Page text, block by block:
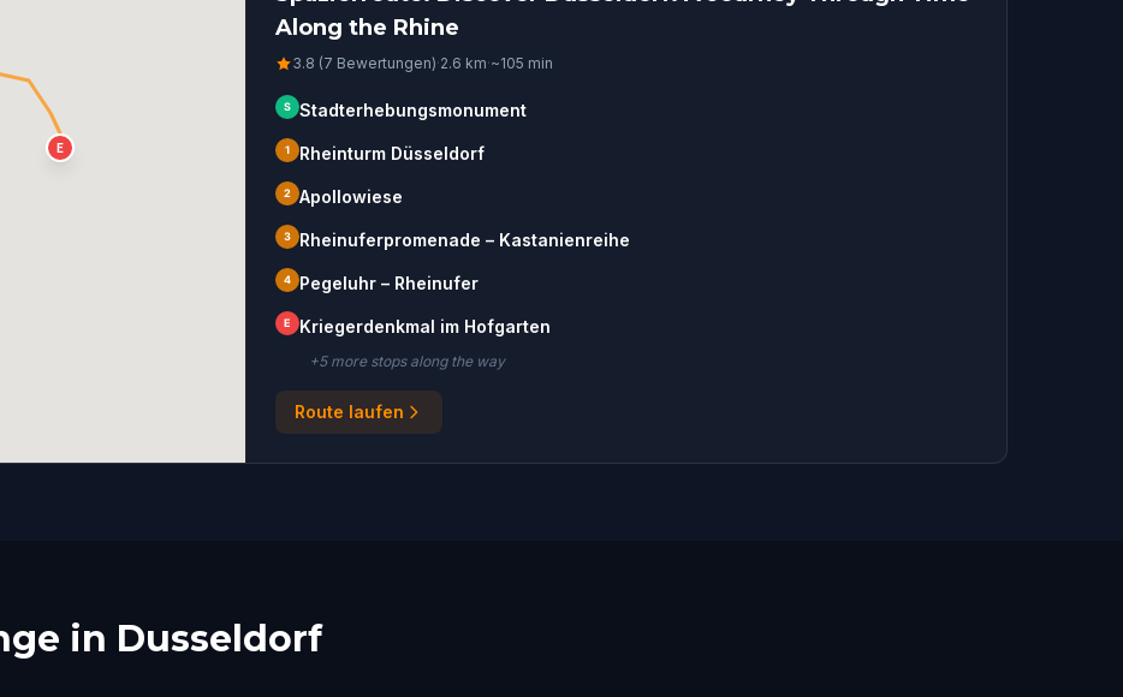
E
Along the Rhine
3.8 (7 Bewertungen)·2.6 km·~105 min
S Stadterhebungsmonument
1 Rheinturm Düsseldorf
2 Apollowiese
3 Rheinuferpromenade – Kastanienreihe
4 Pegeluhr – Rheinufer
E Kriegerdenkmal im Hofgarten
+5more stopsalong the way
Route laufen
in Dusseldorf